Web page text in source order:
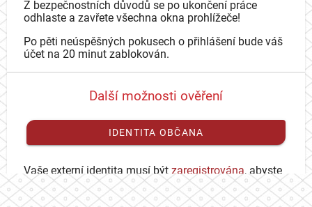
Z bezpečnostních důvodů se po ukončení práce
odhlaste a zavřete všechna okna prohlížeče!
Po pěti neúspěšných pokusech o přihlášení bude váš
účet na 20 minut zablokován.
Další možnosti ověření
IDENTITA OBČANA
Vaše externí identita musí být zaregistrována, abyste
se mohli přihlásit ke svému CAS účtu.